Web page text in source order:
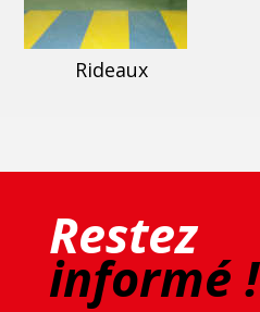
Rideaux
Restez
informé !